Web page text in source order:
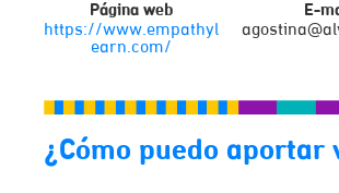
Página web
https://www.empathyl
earn.com/
E-
¿Cómo puedo